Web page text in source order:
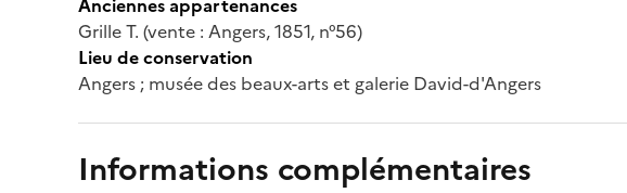
Grille T. (vente : Angers, 1851, n°56)
Lieu de conservation
Angers ; musée des beaux-arts et galerie David-d'Angers
Informations complémentaires